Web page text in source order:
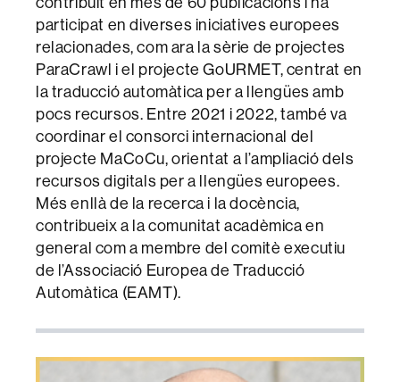
participat en diverses iniciatives europees
relacionades, com ara la sèrie de projectes
ParaCrawl i el projecte GoURMET, centrat en
la traducció automàtica per a llengües amb
pocs recursos. Entre 2021 i 2022, també va
coordinar el consorci internacional del
projecte MaCoCu, orientat a l’ampliació dels
recursos digitals per a llengües europees.
Més enllà de la recerca i la docència,
contribueix a la comunitat acadèmica en
general com a membre del comitè executiu
de l’Associació Europea de Traducció
Automàtica (EAMT).